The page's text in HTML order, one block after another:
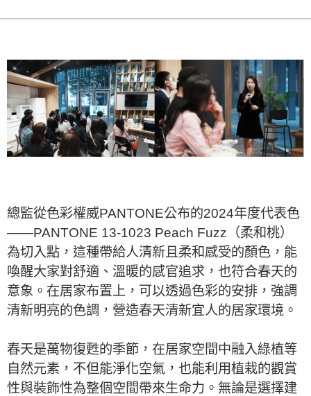
總監從色彩權威PANTONE公布的2024年度代表色
——PANTONE 13-1023 Peach Fuzz（柔和桃）
為切入點，這種帶給人清新且柔和感受的顏色，能
喚醒大家對舒適、溫暖的感官追求，也符合春天的
意象。在居家布置上，可以透過色彩的安排，強調
清新明亮的色調，營造春天清新宜人的居家環境。
春天是萬物復甦的季節，在居家空間中融入綠植等
自然元素，不但能淨化空氣，也能利用植栽的觀賞
性與裝飾性為整個空間帶來生命力。無論是選擇建